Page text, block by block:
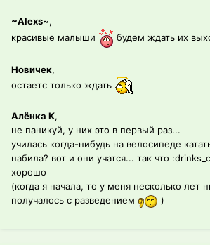
~Alexs~,
красивые малыши
будем ждать их
Новичек,
остаетс только ждать
Алёнка К,
не паникуй, у них это в первый раз...
училась когда-нибудь на велосипеде
набила? вот и они учатся... так что
хорошо
(когда я начала, то у меня несколько лет
получалось с разведением
)